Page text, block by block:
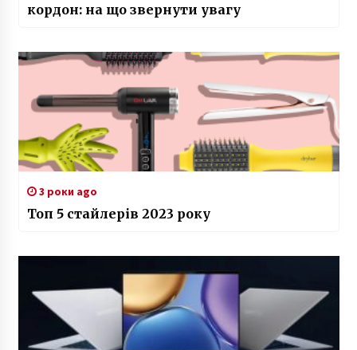
кордон: на що звернути увагу
3 роки ago
Топ 5 стайлерів 2023 року